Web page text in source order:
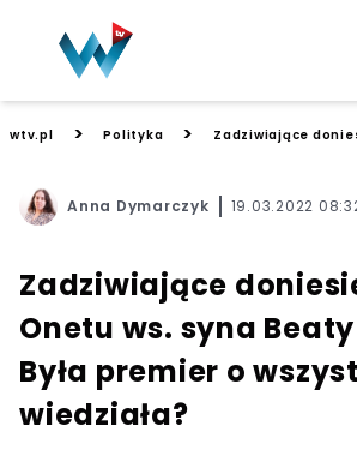
wtv.pl > Polityka > Zadziwiające
Anna Dymarczyk 19.03.2022
Zadziwiające
Onetu ws. syna Beaty
Była premier o
wiedziała?